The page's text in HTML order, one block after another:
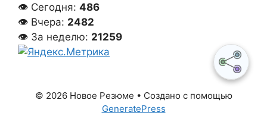
👁 Сегодня: 486
👁 Вчера: 2482
👁 За неделю: 21259
© 2026 Новое Резюме • Создано с помощью
GeneratePress